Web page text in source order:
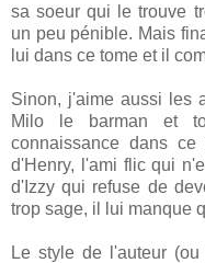
sa soeur qui le trouve
un peu pénible. Mais
lui dans ce tome et il
Sinon, j'aime aussi les
Milo le barman et
connaissance dans
d'Henry, l'ami flic qui
d'Izzy qui refuse de
trop sage, il lui manque
Le style de l'auteur